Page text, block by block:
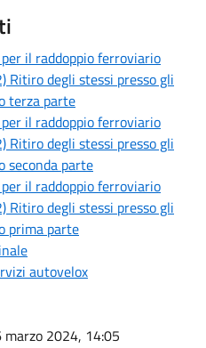
il raddoppio ferroviario
Ritiro degli stessi presso gli
terza parte
il raddoppio ferroviario
Ritiro degli stessi presso gli
seconda parte
il raddoppio ferroviario
Ritiro degli stessi presso gli
prima parte
autovelox
marzo 2024, 14:05